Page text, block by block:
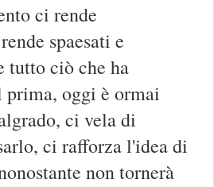
ci rende
spaesati e
tutto ciò che ha
prima, oggi è ormai
ci vela di
ci rafforza l'idea di
non tornerà